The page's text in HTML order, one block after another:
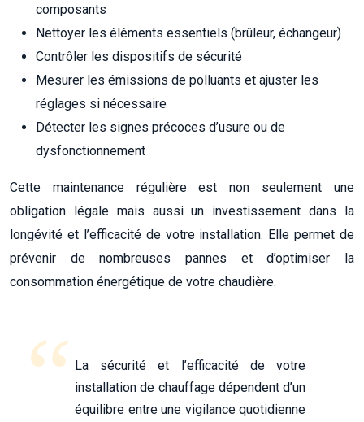
composants
Nettoyer les éléments essentiels (brûleur, échangeur)
Contrôler les dispositifs de sécurité
Mesurer les émissions de polluants et ajuster les
réglages si nécessaire
Détecter les signes précoces d’usure ou de
dysfonctionnement
Cette maintenance régulière est non seulement une
obligation légale mais aussi un investissement dans la
longévité et l’efficacité de votre installation. Elle permet de
prévenir de nombreuses pannes et d’optimiser la
consommation énergétique de votre chaudière.
La sécurité et l’efficacité de votre
installation de chauffage dépendent d’un
équilibre entre une vigilance quotidienne